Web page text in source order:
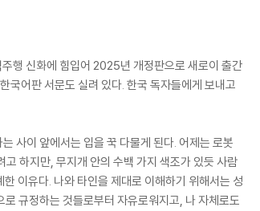
주행 신화에 힘입어 2025년 개정판으로 새로이 출간
국어판 서문도 실려 있다. 한국 독자들에게 보내고
사이 앞에서는 입을 꾹 다물게 된다. 어제는 로봇
하지만, 무지개 안의 수백 가지 색조가 있듯 사람
이유다. 나와 타인을 제대로 이해하기 위해서는 성
규정하는 것들로부터 자유로워지고, 나 자체로도